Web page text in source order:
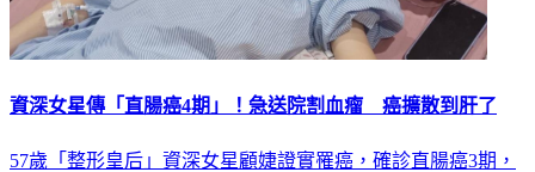
資深女星傳「直腸癌4期」！急送院割血瘤 癌擴散到肝了
57歲「整形皇后」資深女星顧婕證實罹癌，確診直腸癌3期，